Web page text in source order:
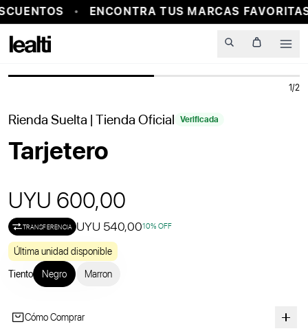
ENCONTRA TUS MARCAS
PROBADOR VIRTUAL
1/2
Rienda Suelta | Tienda Oficial Verificada
Tarjetero
UYU 600,00
TRANSFERENCIA UYU 540,0010% OFF
Última unidad disponible
Tiento Negro Marron
Cómo Comprar